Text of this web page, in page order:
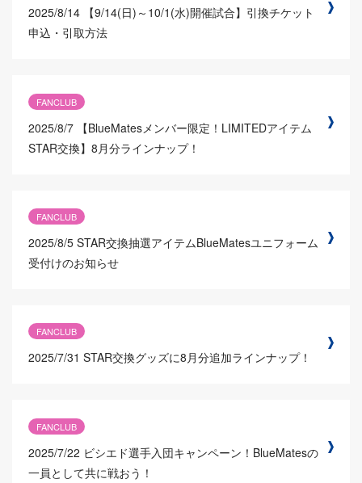
2025/8/14 【9/14(日)～10/1(水)開催試合】引換チケット
申込・引取方法
FANCLUB
2025/8/7 【BlueMatesメンバー限定！LIMITEDアイテム
STAR交換】8月分ラインナップ！
FANCLUB
2025/8/5 STAR交換抽選アイテムBlueMatesユニフォーム
受付けのお知らせ
FANCLUB
2025/7/31 STAR交換グッズに8月分追加ラインナップ！
FANCLUB
2025/7/22 ビシエド選手入団キャンペーン！BlueMatesの
一員として共に戦おう！